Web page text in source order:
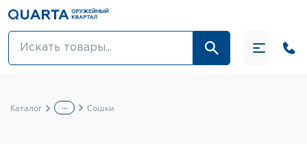
Оптовикам
Каталог ... Сошки